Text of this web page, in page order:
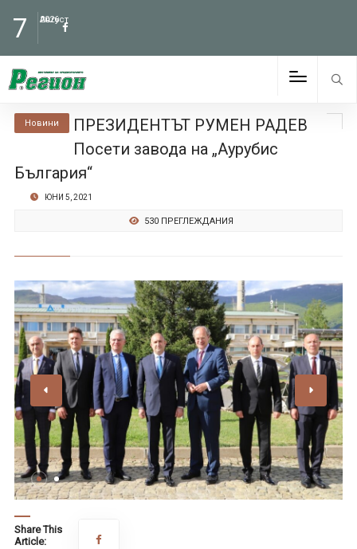
7 Август
2026
Новини
ПРЕЗИДЕНТЪТ РУМЕН РАДЕВ
Посети завода на „Аурубис
България“
ЮНИ 5, 2021
530 ПРЕГЛЕЖДАНИЯ
Share This
Article: